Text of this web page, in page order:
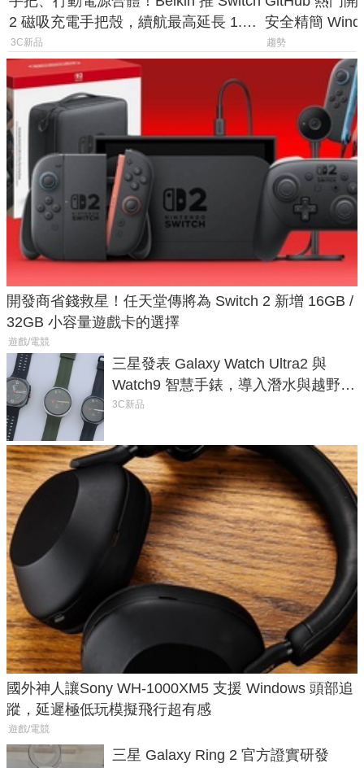
2 磁吸充電手把殼，續航最高延長 1.5
倍
3C新品
安全精簡
後台追蹤
趨勢
開發商省錢救星！任天堂傳將為 Switch 2 新增 16GB /
32GB 小容量遊戲卡的選擇
遊戲/電競
三星發表 Galaxy Watch Ultra2 與
Watch9 智慧手錶，導入潛水與越野跑
導航功能
3C新品
國外神人讓Sony WH-1000XM5 支援 Windows 頭部追
蹤，延遲極低玩模擬飛行超有感
遊戲/電競
三星 Galaxy Ring 2 官方證實研發